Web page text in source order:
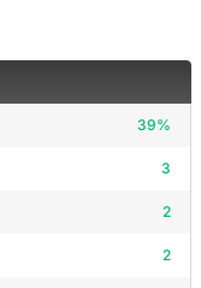
39%
3
2
2